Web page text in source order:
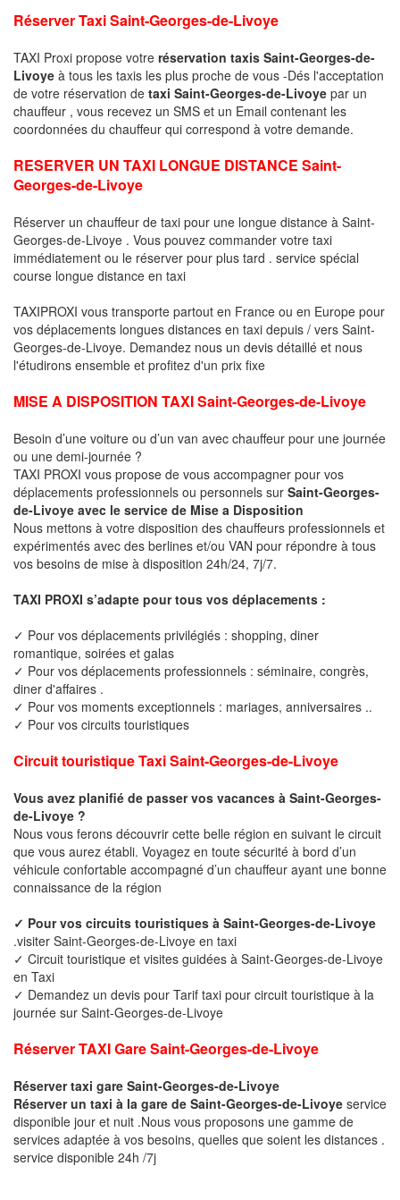
Réserver Taxi Saint-Georges-de-Livoye
TAXI Proxi propose votre réservation taxis Saint-Georges-de-
Livoye à tous les taxis les plus proche de vous -Dés l'acceptation
de votre réservation de taxi Saint-Georges-de-Livoye par un
chauffeur , vous recevez un SMS et un Email contenant les
coordonnées du chauffeur qui correspond à votre demande.
RESERVER UN TAXI LONGUE DISTANCE Saint-
Georges-de-Livoye
Réserver un chauffeur de taxi pour une longue distance à Saint-
Georges-de-Livoye . Vous pouvez commander votre taxi
immédiatement ou le réserver pour plus tard . service spécial
course longue distance en taxi
TAXIPROXI vous transporte partout en France ou en Europe pour
vos déplacements longues distances en taxi depuis / vers Saint-
Georges-de-Livoye. Demandez nous un devis détaillé et nous
l'étudirons ensemble et profitez d'un prix fixe
MISE A DISPOSITION TAXI Saint-Georges-de-Livoye
Besoin d’une voiture ou d’un van avec chauffeur pour une journée
ou une demi-journée ?
TAXI PROXI vous propose de vous accompagner pour vos
déplacements professionnels ou personnels sur Saint-Georges-
de-Livoye avec le service de Mise a Disposition
Nous mettons à votre disposition des chauffeurs professionnels et
expérimentés avec des berlines et/ou VAN pour répondre à tous
vos besoins de mise à disposition 24h/24, 7j/7.
TAXI PROXI s’adapte pour tous vos déplacements :
✓ Pour vos déplacements privilégiés : shopping, diner
romantique, soirées et galas
✓ Pour vos déplacements professionnels : séminaire, congrès,
diner d'affaires .
✓ Pour vos moments exceptionnels : mariages, anniversaires ..
✓ Pour vos circuits touristiques
Circuit touristique Taxi Saint-Georges-de-Livoye
Vous avez planifié de passer vos vacances à Saint-Georges-
de-Livoye ?
Nous vous ferons découvrir cette belle région en suivant le circuit
que vous aurez établi. Voyagez en toute sécurité à bord d’un
véhicule confortable accompagné d’un chauffeur ayant une bonne
connaissance de la région
✓ Pour vos circuits touristiques à Saint-Georges-de-Livoye
.visiter Saint-Georges-de-Livoye en taxi
✓ Circuit touristique et visites guidées à Saint-Georges-de-Livoye
en Taxi
✓ Demandez un devis pour Tarif taxi pour circuit touristique à la
journée sur Saint-Georges-de-Livoye
Réserver TAXI Gare Saint-Georges-de-Livoye
Réserver taxi gare Saint-Georges-de-Livoye
Réserver un taxi à la gare de Saint-Georges-de-Livoye service
disponible jour et nuit .Nous vous proposons une gamme de
services adaptée à vos besoins, quelles que soient les distances .
service disponible 24h /7j